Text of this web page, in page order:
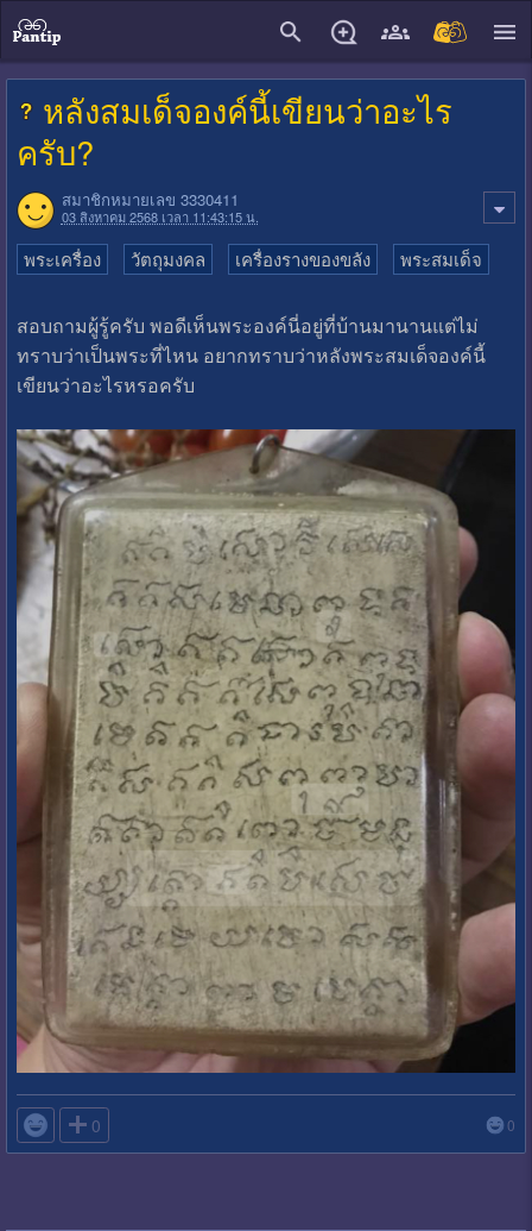
หลังสมเด็จองค์นี้เขียนว่าอะไร
ครับ?
สมาชิกหมายเลข 3330411
03 สิงหาคม 2568 เวลา 11:43:15 น.
พระเครื่อง วัตถุมงคล เครื่องรางของขลัง พระสมเด็จ
สอบถามผู้รู้ครับ พอดีเห็นพระองค์นี่อยู่ที่บ้านมานานแต่ไม่
ทราบว่าเป็นพระที่ไหน อยากทราบว่าหลังพระสมเด็จองค์นี้
เขียนว่าอะไรหรอครับ
 0 0
close